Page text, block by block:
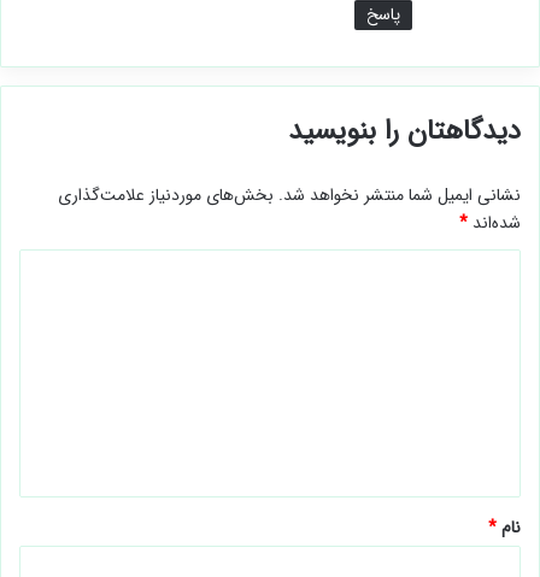
پاسخ
دیدگاهتان را بنویسید
نشانی ایمیل شما منتشر نخواهد شد. بخش‌های موردنیاز علامت‌گذاری
شده‌اند *
نام*